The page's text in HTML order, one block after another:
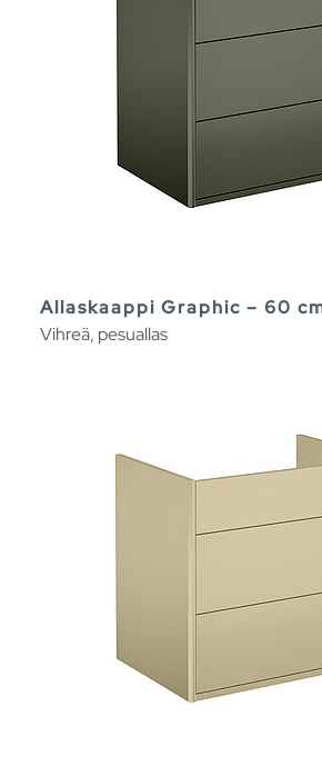
Allaskaappi Graphic – 60
Vihreä, pesuallas